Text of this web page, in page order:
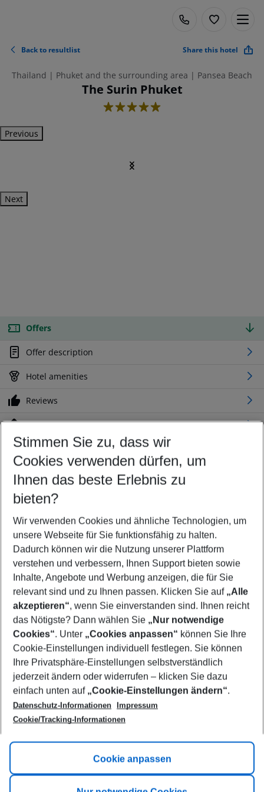
Back to resultlist Share this hotel
Thailand | Phuket and the surrounding area | Pansea Beach
The Surin Phuket
5
Previous
Next
Offers
Offer description
Hotel amenities
Reviews
Location
Customize your offer
Find the perfect deal which suits your best
Your departure airport
Any airport
Select your date range
08/08/26–06/08/27 5-8 nights
Who will travel
2 adults No children
Show more filter
Footer
Footer navigation
Title A
Link A
Stimmen Sie zu, dass wir
Cookies verwenden dürfen, um
Ihnen das beste Erlebnis zu
bieten?
Wir verwenden Cookies und ähnliche Technologien, um
unsere Webseite für Sie funktionsfähig zu halten.
Dadurch können wir die Nutzung unserer Plattform
verstehen und verbessern, Ihnen Support bieten sowie
Inhalte, Angebote und Werbung anzeigen, die für Sie
relevant sind und zu Ihnen passen. Klicken Sie auf „Alle
akzeptieren“, wenn Sie einverstanden sind. Ihnen reicht
das Nötigste? Dann wählen Sie „Nur notwendige
Cookies“. Unter „Cookies anpassen“ können Sie Ihre
Cookie-Einstellungen individuell festlegen. Sie können
Ihre Privatsphäre-Einstellungen selbstverständlich
jederzeit ändern oder widerrufen – klicken Sie dazu
einfach unten auf „Cookie-Einstellungen ändern“.
Datenschutz-Informationen
Impressum
Cookie/Tracking-Informationen
Cookie anpassen